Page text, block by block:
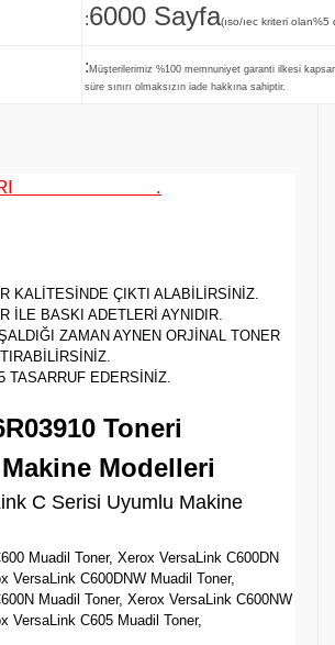
:6000 Sayfa(ıso/ıec kriteri olan%5
: Müşterilerimiz %100 memnuniyet garanti ilkesi
süre sınırı olmaksızın iade hakkına sahiptir.
.
KALİTESİNDE ÇIKTI ALABİLİRSİNİZ.
İLE BASKI ADETLERİ AYNIDIR.
ZAMAN AYNEN ORJİNAL TONER
TASARRUF EDERSİNİZ.
Toneri
Modelleri
C Serisi Uyumlu Makine
Muadil Toner, Xerox VersaLink C600DN
VersaLink C600DNW Muadil Toner,
Muadil Toner, Xerox VersaLink C600NW
VersaLink C605 Muadil Toner,